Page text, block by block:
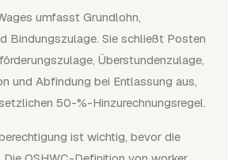
umfasst Grundlohn,
Bindungszulage. Sie schließt Posten
Überstundenzulage,
und Abfindung bei Entlassung aus,
50-%-Hinzurechnungsregel.
ist wichtig, bevor die